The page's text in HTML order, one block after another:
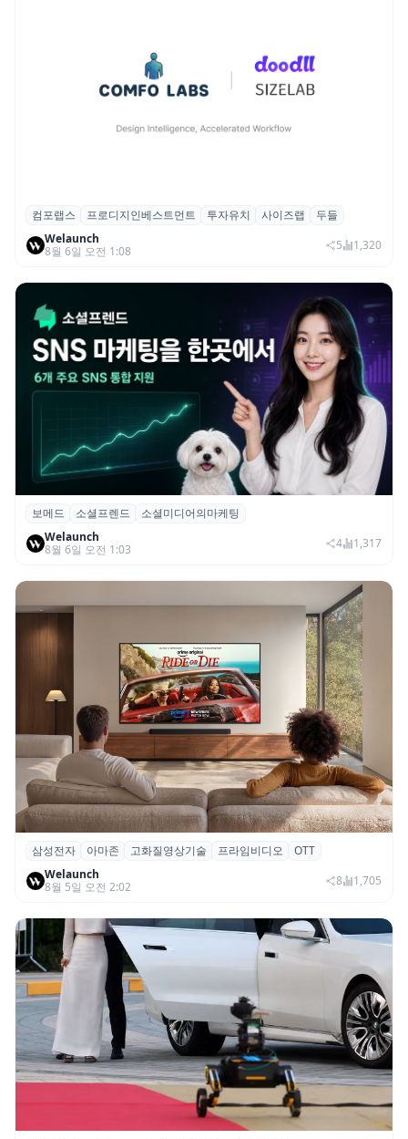
컴포랩스, 프로디지인베스트먼트로부터 시
드 투자 유치
컴포랩스 프로디지인베스트먼트 투자유치 사이즈랩
두들
Welaunch
8월 6일 오전 1:08
5 1,320
보메드 ‘소셜프렌드’, 유튜브·인스타 등 6개
SNS 마케팅 통합 지원
보메드 소셜프렌드
소셜미디어의마케팅
Welaunch
8월 6일 오전 1:03
4 1,317
삼성전자·아마존, 프라임 비디오에 ‘HDR10+
어드밴스드’ 적용
삼성전자 아마존 고화질영상기술 프라임비디오
OTT
Welaunch
8월 5일 오전 2:02
8 1,705